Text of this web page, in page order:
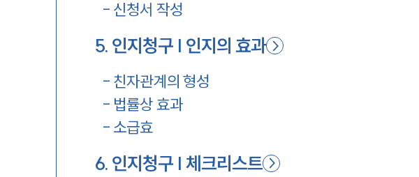
- 신청서 작성
5. 인지청구 | 인지의 효과
- 친자관계의 형성
- 법률상 효과
- 소급효
6. 인지청구 | 체크리스트